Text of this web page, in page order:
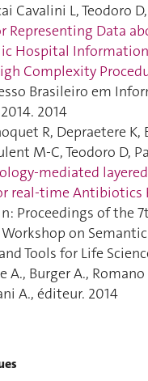
Cavalini L, Teodoro
Representing Data
Hospital
Complexity
Brasileiro em
2014
R, Depraetere K,
M-C, Teodoro D,
mediated
real-time Antibiotics
Proceedings of the
on
Tools for Life
A., Burger A.,
A., éditeur. 2014